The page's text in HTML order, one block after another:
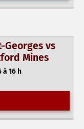
Georges vs
Mines
à 16 h